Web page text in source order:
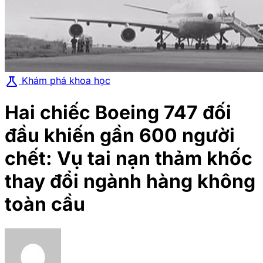
science Khám phá khoa học
Hai chiếc Boeing 747 đối
đầu khiến gần 600 người
chết: Vụ tai nạn thảm khốc
thay đổi ngành hàng không
toàn cầu